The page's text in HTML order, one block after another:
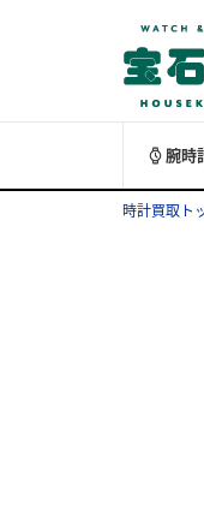
腕時
時計買取ト